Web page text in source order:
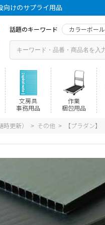
向けのサプライ用品
話題のキーワード カラーボール
文房具
事務用品
作業
梱包用品
更新） > その他 > 【プラダン】